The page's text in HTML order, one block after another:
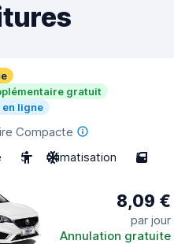
gratuit
ligne
Compacte
5 Climatisation 5
8,09 €
par jour
Annulation gratuite